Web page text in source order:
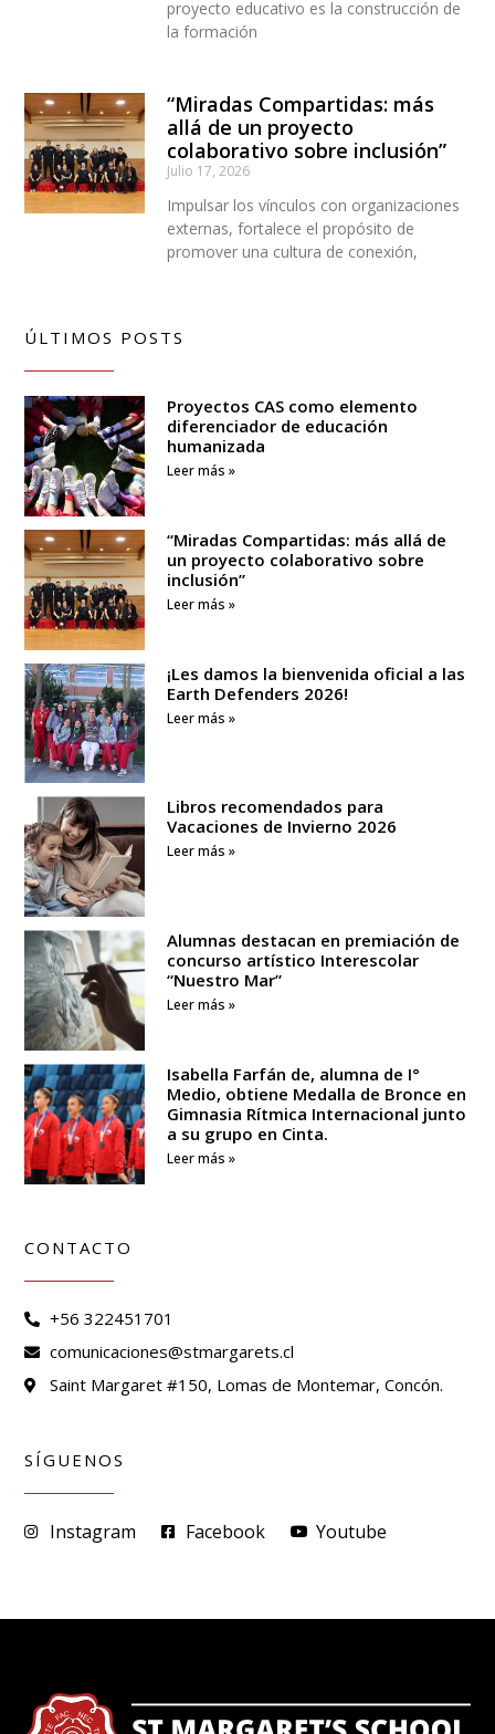
proyecto educativo es la construcción de
la formación
“Miradas Compartidas: más
allá de un proyecto
colaborativo sobre inclusión”
Julio 17, 2026
Impulsar los vínculos con organizaciones
externas, fortalece el propósito de
promover una cultura de conexión,
ÚLTIMOS POSTS
Proyectos CAS como elemento
diferenciador de educación
humanizada
Leer más »
“Miradas Compartidas: más allá de
un proyecto colaborativo sobre
inclusión”
Leer más »
¡Les damos la bienvenida oficial a las
Earth Defenders 2026!
Leer más »
Libros recomendados para
Vacaciones de Invierno 2026
Leer más »
Alumnas destacan en premiación de
concurso artístico Interescolar
“Nuestro Mar”
Leer más »
Isabella Farfán de, alumna de I°
Medio, obtiene Medalla de Bronce en
Gimnasia Rítmica Internacional junto
a su grupo en Cinta.
Leer más »
CONTACTO
+56 322451701
comunicaciones@stmargarets.cl
Saint Margaret #150, Lomas de Montemar, Concón.
SÍGUENOS
Instagram Facebook Youtube